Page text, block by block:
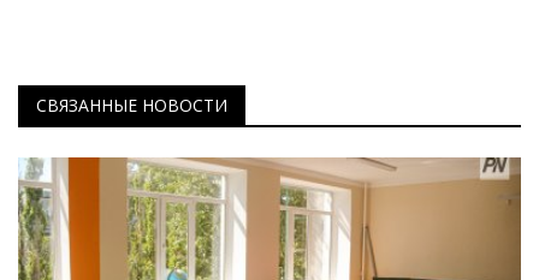
СВЯЗАННЫЕ НОВОСТИ